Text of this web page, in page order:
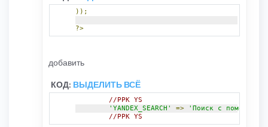
));
?>
добавить
КОД: ВЫДЕЛИТЬ ВСЁ
//PPK YS
'YANDEX_SEARCH'
=>
'Поиск с помощью
//PPK YS